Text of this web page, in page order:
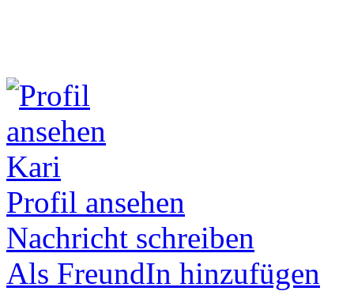
Kari
Profil ansehen
Nachricht schreiben
Als FreundIn hinzufügen